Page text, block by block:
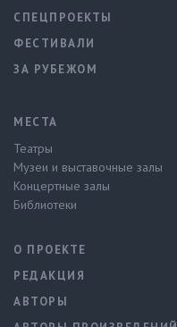
СПЕЦПРОЕКТЫ
ФЕСТИВАЛИ
ЗА РУБЕЖОМ
МЕСТА
Театры
Музеи и выставочные залы
Концертные залы
Библиотеки
О ПРОЕКТЕ
РЕДАКЦИЯ
АВТОРЫ